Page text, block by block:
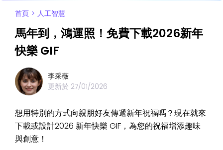
首頁 > 人工智慧
馬年到，鴻運照！免費下載2026新年
快樂 GIF
李采薇
更新於 27/01/2026
想用特別的方式向親朋好友傳遞新年祝福嗎？現在就來
下載或設計2026 新年快樂 GIF，為您的祝福增添趣味
與創意！